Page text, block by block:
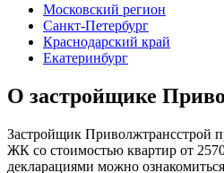
Московский регион
Санкт-Петербург
Краснодарский край
Екатеринбург
О застройщике
Застройщик Приволжтрансстрой
ЖК со стоимостью квартир от
декларациями можно